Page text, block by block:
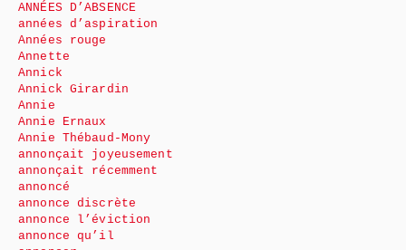
ANNÉES D’ABSENCE
années d’aspiration
Années rouge
Annette
Annick
Annick Girardin
Annie
Annie Ernaux
Annie Thébaud-Mony
annonçait joyeusement
annonçait récemment
annoncé
annonce discrète
annonce l’éviction
annonce qu’il